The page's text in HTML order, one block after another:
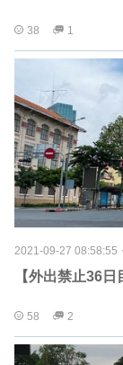
38 1
2021-09-27 08:58:55 ・
【外出禁止36
58 2